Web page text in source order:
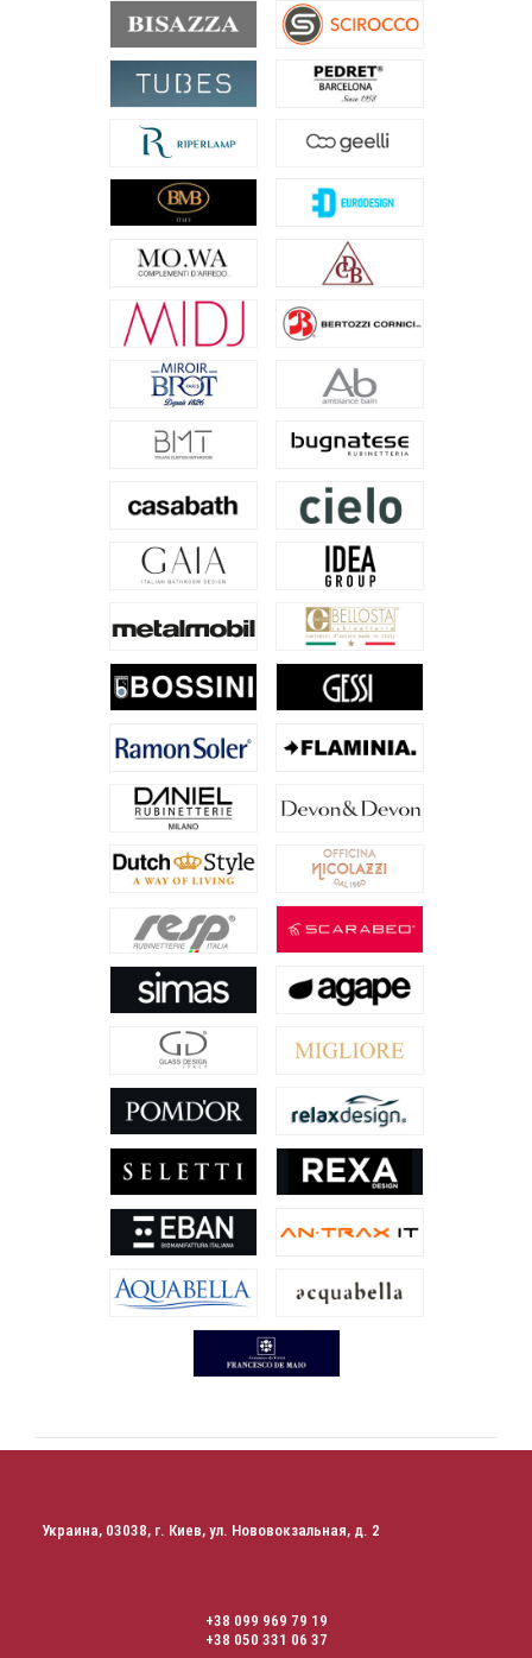
Украина, 03038, г. Киев, ул. Нововокзальная, д. 2
+38 099 969 79 19
+38 050 331 06 37